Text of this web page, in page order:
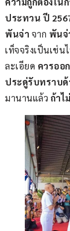
ประทวน ปี
พันจ่า จาก พันจ่
เท็จจริงเป็นเช่
ละเอียด ควรออ
ประดู่รับทราบด้
มานานแล้ว ถ้าไ